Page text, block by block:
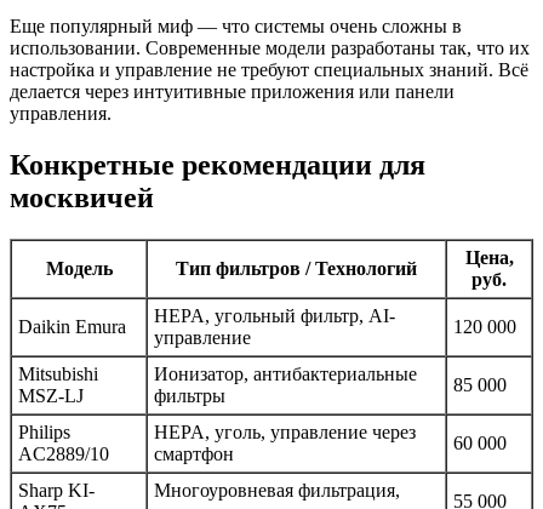
Еще популярный миф — что системы очень сложны в
использовании. Современные модели разработаны так, что их
настройка и управление не требуют специальных знаний. Всё
делается через интуитивные приложения или панели
управления.
Конкретные рекомендации для
москвичей
Модель Тип фильтров / Технологий
Цена,
руб.
Daikin Emura
HEPA, угольный фильтр, AI-
управление
120 000
Mitsubishi
MSZ-LJ
Ионизатор, антибактериальные
фильтры
85 000
Philips
AC2889/10
HEPA, уголь, управление через
смартфон
60 000
Sharp KI-
Многоуровневая фильтрация,
55 000